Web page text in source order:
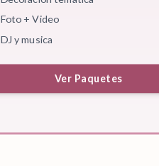
Foto + Video
DJ y musica
Ver Paquetes